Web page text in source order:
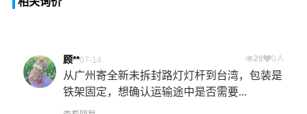
顾**07-14 28 0人
从广州寄全新未拆封路灯灯杆到台湾，包装是
铁架固定，想确认运输途中是否需要...